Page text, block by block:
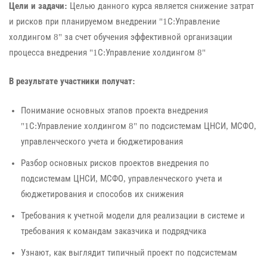
Цели и задачи: Целью данного курса является снижение затрат
и рисков при планируемом внедрении "1С:Управление
холдингом 8" за счет обучения эффективной организации
процесса внедрения "1С:Управление холдингом 8"
В результате участники получат:
Понимание основных этапов проекта внедрения
"1С:Управление холдингом 8" по подсистемам ЦНСИ, МСФО,
управленческого учета и бюджетирования
Разбор основных рисков проектов внедрения по
подсистемам ЦНСИ, МСФО, управленческого учета и
бюджетирования и способов их снижения
Требования к учетной модели для реализации в системе и
требования к командам заказчика и подрядчика
Узнают, как выглядит типичный проект по подсистемам